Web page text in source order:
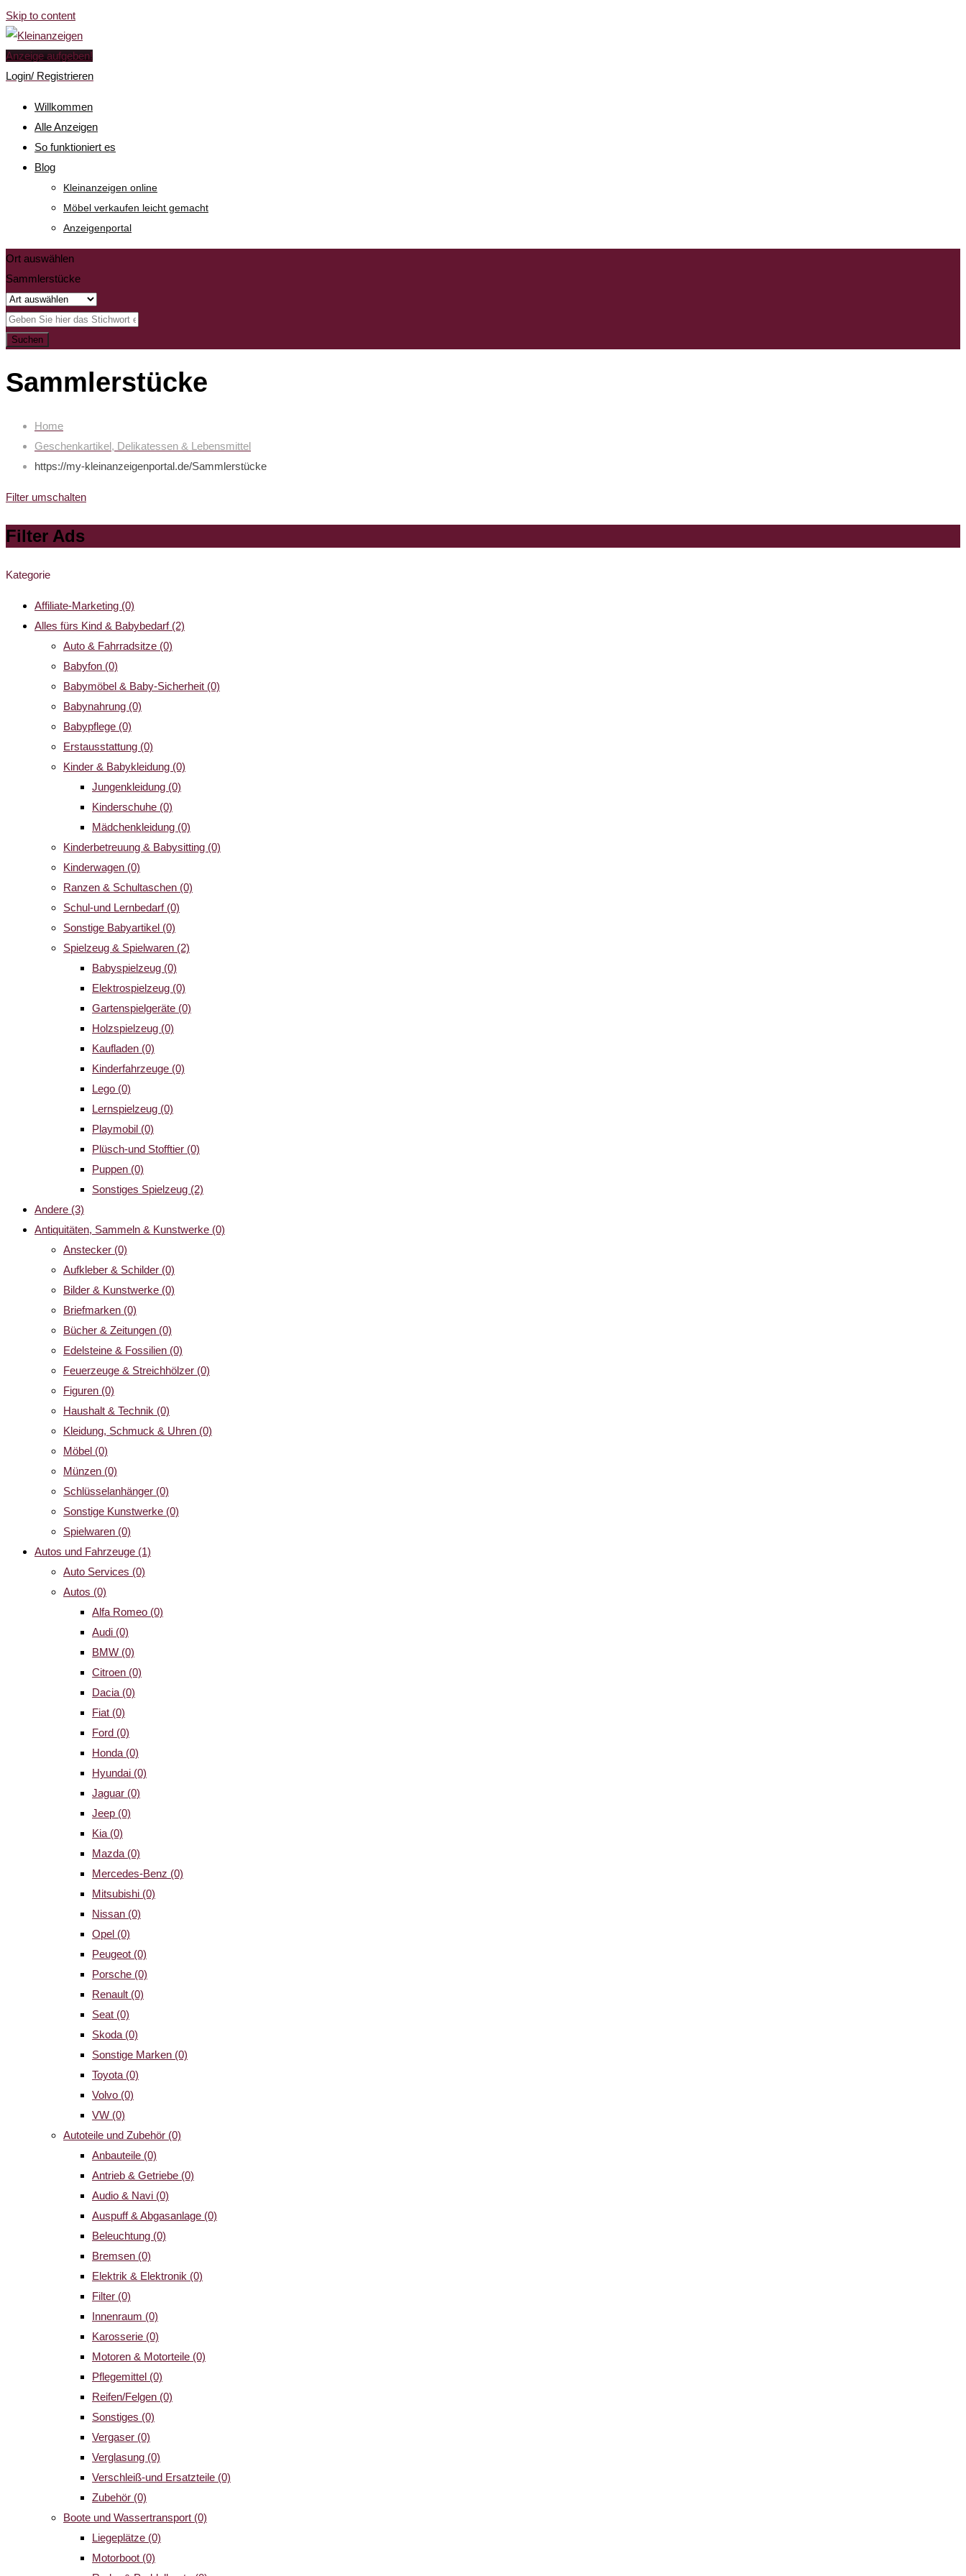
Skip to content
Anzeige aufgeben!
Login/ Registrieren
Willkommen
Alle Anzeigen
So funktioniert es
Blog
Kleinanzeigen online
Möbel verkaufen leicht gemacht
Anzeigenportal
Ort auswählen
Sammlerstücke
Suchen
Sammlerstücke
Home
Geschenkartikel, Delikatessen & Lebensmittel
https://my-kleinanzeigenportal.de/Sammlerstücke
Filter umschalten
Filter Ads
Kategorie
Affiliate-Marketing (0)
Alles fürs Kind & Babybedarf (2)
Auto & Fahrradsitze (0)
Babyfon (0)
Babymöbel & Baby-Sicherheit (0)
Babynahrung (0)
Babypflege (0)
Erstausstattung (0)
Kinder & Babykleidung (0)
Jungenkleidung (0)
Kinderschuhe (0)
Mädchenkleidung (0)
Kinderbetreuung & Babysitting (0)
Kinderwagen (0)
Ranzen & Schultaschen (0)
Schul-und Lernbedarf (0)
Sonstige Babyartikel (0)
Spielzeug & Spielwaren (2)
Babyspielzeug (0)
Elektrospielzeug (0)
Gartenspielgeräte (0)
Holzspielzeug (0)
Kaufladen (0)
Kinderfahrzeuge (0)
Lego (0)
Lernspielzeug (0)
Playmobil (0)
Plüsch-und Stofftier (0)
Puppen (0)
Sonstiges Spielzeug (2)
Andere (3)
Antiquitäten, Sammeln & Kunstwerke (0)
Anstecker (0)
Aufkleber & Schilder (0)
Bilder & Kunstwerke (0)
Briefmarken (0)
Bücher & Zeitungen (0)
Edelsteine & Fossilien (0)
Feuerzeuge & Streichhölzer (0)
Figuren (0)
Haushalt & Technik (0)
Kleidung, Schmuck & Uhren (0)
Möbel (0)
Münzen (0)
Schlüsselanhänger (0)
Sonstige Kunstwerke (0)
Spielwaren (0)
Autos und Fahrzeuge (1)
Auto Services (0)
Autos (0)
Alfa Romeo (0)
Audi (0)
BMW (0)
Citroen (0)
Dacia (0)
Fiat (0)
Ford (0)
Honda (0)
Hyundai (0)
Jaguar (0)
Jeep (0)
Kia (0)
Mazda (0)
Mercedes-Benz (0)
Mitsubishi (0)
Nissan (0)
Opel (0)
Peugeot (0)
Porsche (0)
Renault (0)
Seat (0)
Skoda (0)
Sonstige Marken (0)
Toyota (0)
Volvo (0)
VW (0)
Autoteile und Zubehör (0)
Anbauteile (0)
Antrieb & Getriebe (0)
Audio & Navi (0)
Auspuff & Abgasanlage (0)
Beleuchtung (0)
Bremsen (0)
Elektrik & Elektronik (0)
Filter (0)
Innenraum (0)
Karosserie (0)
Motoren & Motorteile (0)
Pflegemittel (0)
Reifen/Felgen (0)
Sonstiges (0)
Vergaser (0)
Verglasung (0)
Verschleiß-und Ersatzteile (0)
Zubehör (0)
Boote und Wassertransport (0)
Liegeplätze (0)
Motorboot (0)